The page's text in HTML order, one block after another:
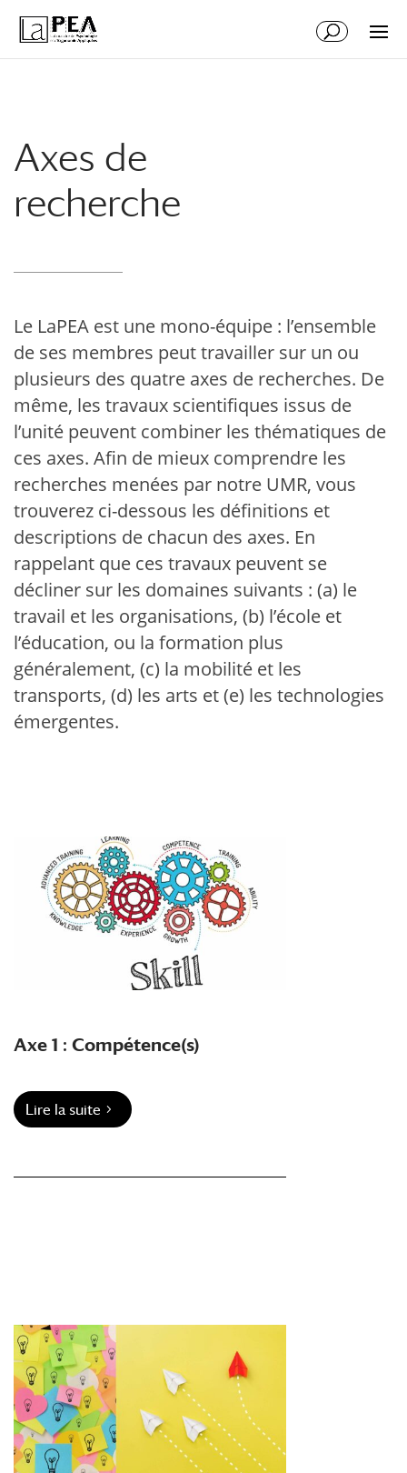
contenu
Axes de
recherche
Le LaPEA est une mono-équipe : l’ensemble
de ses membres peut travailler sur un ou
plusieurs des quatre axes de recherches. De
même, les travaux scientifiques issus de
l’unité peuvent combiner les thématiques de
ces axes. Afin de mieux comprendre les
recherches menées par notre UMR, vous
trouverez ci-dessous les définitions et
descriptions de chacun des axes. En
rappelant que ces travaux peuvent se
décliner sur les domaines suivants : (a) le
travail et les organisations, (b) l’école et
l’éducation, ou la formation plus
généralement, (c) la mobilité et les
transports, (d) les arts et (e) les technologies
émergentes.
Axe 1 : Compétence(s)
Lire la suite